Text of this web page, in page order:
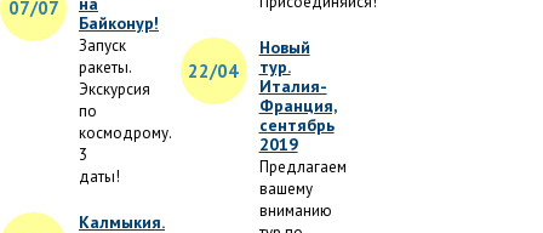
07/07
Байконур!
Запуск
ракеты.
Экскурсия
по
космодрому.
3
даты!
Калмыкия.
22/04
Новый
тур.
Италия-
Франция,
сентябрь
2019
Предлагаем
вашему
вниманию